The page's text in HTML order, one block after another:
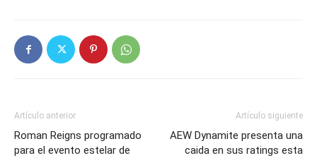
Artículo anterior
Roman Reigns programado
para el evento estelar de
Artículo siguiente
AEW Dynamite presenta una
caida en sus ratings esta